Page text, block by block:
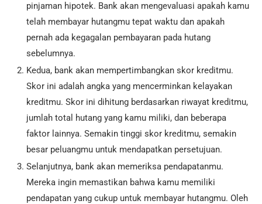
pinjaman hipotek. Bank akan mengevaluasi apakah kamu
telah membayar hutangmu tepat waktu dan apakah
pernah ada kegagalan pembayaran pada hutang
sebelumnya.
Kedua, bank akan mempertimbangkan skor kreditmu.
Skor ini adalah angka yang mencerminkan kelayakan
kreditmu. Skor ini dihitung berdasarkan riwayat kreditmu,
jumlah total hutang yang kamu miliki, dan beberapa
faktor lainnya. Semakin tinggi skor kreditmu, semakin
besar peluangmu untuk mendapatkan persetujuan.
Selanjutnya, bank akan memeriksa pendapatanmu.
Mereka ingin memastikan bahwa kamu memiliki
pendapatan yang cukup untuk membayar hutangmu. Oleh